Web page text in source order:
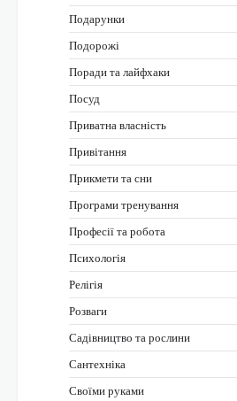
Подарунки
Подорожі
Поради та лайфхаки
Посуд
Приватна власність
Привітання
Прикмети та сни
Програми тренування
Професії та робота
Психологія
Релігія
Розваги
Садівництво та рослини
Сантехніка
Своїми руками